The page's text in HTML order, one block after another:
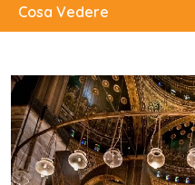
Cosa Vedere